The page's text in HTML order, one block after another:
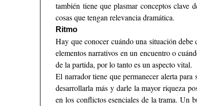
también tiene que plasmar conceptos clave
cosas que tengan relevancia dramática.
Ritmo
Hay que conocer cuándo una situación
elementos narrativos en un encuentro o
de la partida, por lo tanto es un aspecto vital.
El narrador tiene que permanecer alerta
desarrollarla más y darle la mayor riqueza
en los conflictos esenciales de la trama. Un